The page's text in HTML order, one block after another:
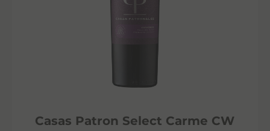
Casas Patron Select Carme CW